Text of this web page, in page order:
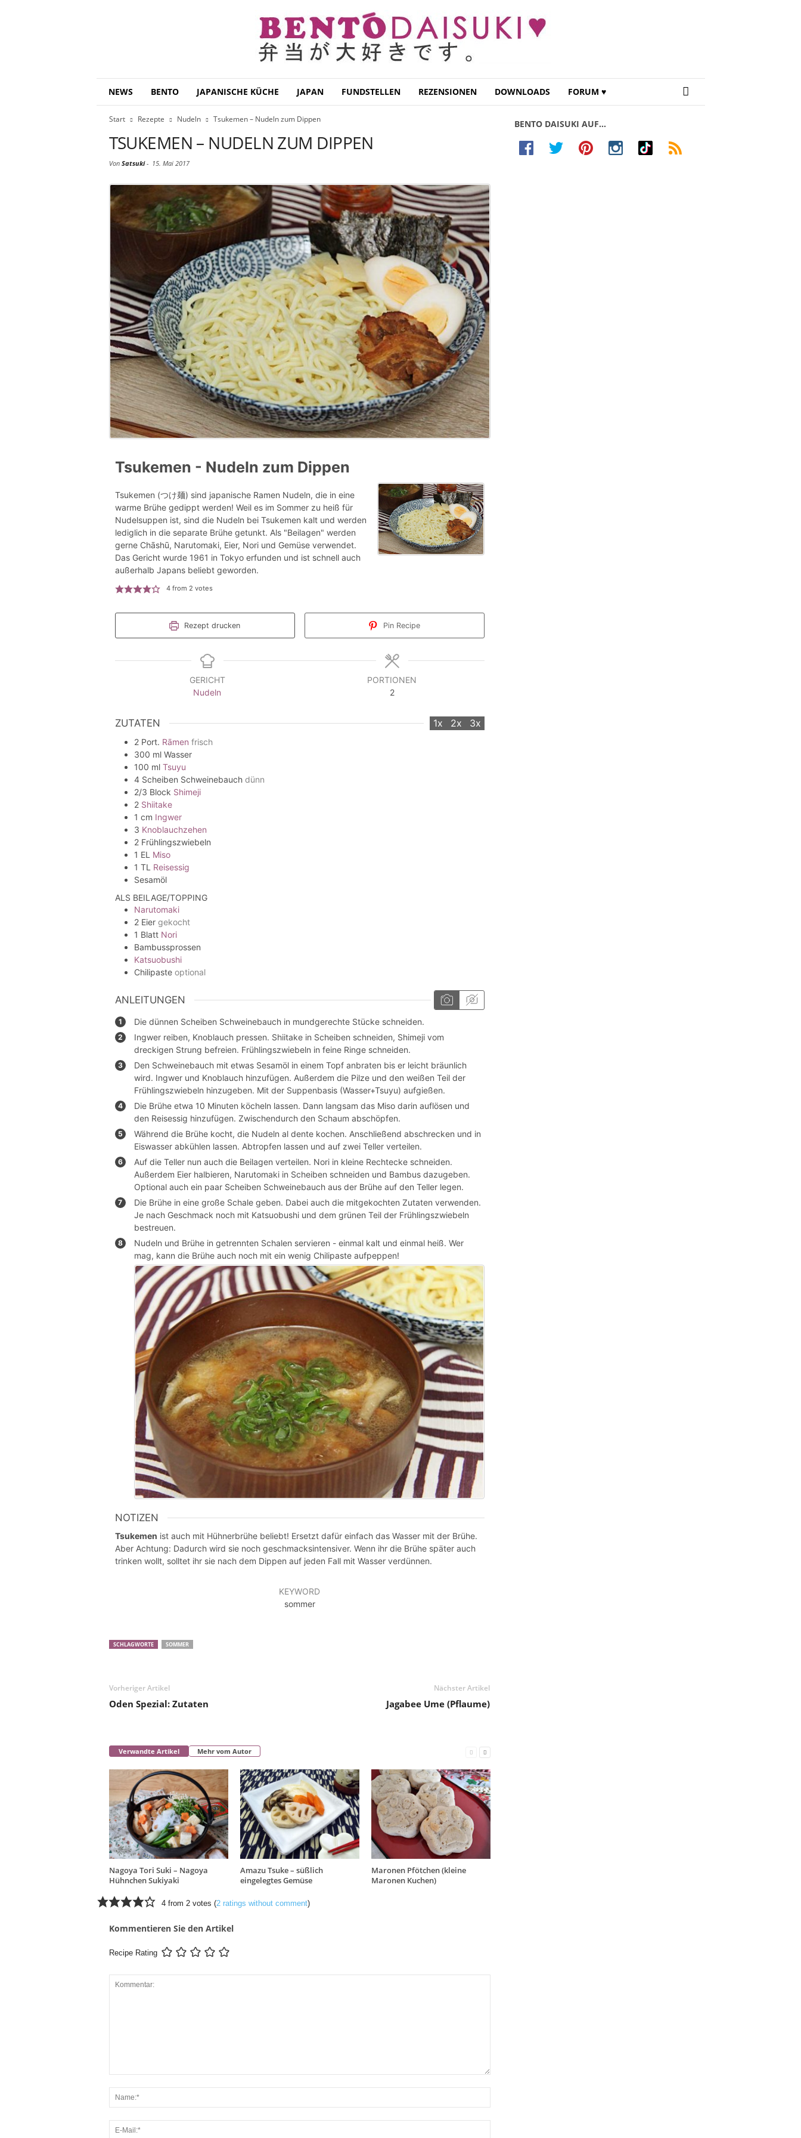
NEWS BENTO JAPANISCHE KÜCHE JAPAN FUNDSTELLEN REZENSIONEN DOWNLOADS FORUM ♥
Start Rezepte Nudeln Tsukemen – Nudeln zum Dippen
TSUKEMEN – NUDELN ZUM DIPPEN
Von Satsuki- 15. Mai 2017
Tsukemen - Nudeln zum Dippen
Tsukemen (つけ麺) sind japanische Ramen Nudeln, die in eine
warme Brühe gedippt werden! Weil es im Sommer zu heiß für
Nudelsuppen ist, sind die Nudeln bei Tsukemen kalt und werden
lediglich in die separate Brühe getunkt. Als "Beilagen" werden
gerne Chāshū, Narutomaki, Eier, Nori und Gemüse verwendet.
Das Gericht wurde 1961 in Tokyo erfunden und ist schnell auch
außerhalb Japans beliebt geworden.
4 from2 votes
Rezept drucken Pin Recipe
GERICHT
Nudeln
PORTIONEN
2
ZUTATEN 1x 2x 3x
2 Port. Rāmen frisch
300 ml Wasser
100 ml Tsuyu
4 Scheiben Schweinebauch dünn
2/3 Block Shimeji
2 Shiitake
1 cm Ingwer
3 Knoblauchzehen
2 Frühlingszwiebeln
1 EL Miso
1 TL Reisessig
Sesamöl
ALS BEILAGE/TOPPING
Narutomaki
2 Eier gekocht
1 Blatt Nori
Bambussprossen
Katsuobushi
Chilipaste optional
ANLEITUNGEN
Die dünnen Scheiben Schweinebauch in mundgerechte Stücke schneiden.
Ingwer reiben, Knoblauch pressen. Shiitake in Scheiben schneiden, Shimeji vom
dreckigen Strung befreien. Frühlingszwiebeln in feine Ringe schneiden.
Den Schweinebauch mit etwas Sesamöl in einem Topf anbraten bis er leicht bräunlich
wird. Ingwer und Knoblauch hinzufügen. Außerdem die Pilze und den weißen Teil der
Frühlingszwiebeln hinzugeben. Mit der Suppenbasis (Wasser+Tsuyu) aufgießen.
Die Brühe etwa 10 Minuten köcheln lassen. Dann langsam das Miso darin auflösen und
den Reisessig hinzufügen. Zwischendurch den Schaum abschöpfen.
Während die Brühe kocht, die Nudeln al dente kochen. Anschließend abschrecken und in
Eiswasser abkühlen lassen. Abtropfen lassen und auf zwei Teller verteilen.
Auf die Teller nun auch die Beilagen verteilen. Nori in kleine Rechtecke schneiden.
Außerdem Eier halbieren, Narutomaki in Scheiben schneiden und Bambus dazugeben.
Optional auch ein paar Scheiben Schweinebauch aus der Brühe auf den Teller legen.
Die Brühe in eine große Schale geben. Dabei auch die mitgekochten Zutaten verwenden.
Je nach Geschmack noch mit Katsuobushi und dem grünen Teil der Frühlingszwiebeln
bestreuen.
Nudeln und Brühe in getrennten Schalen servieren - einmal kalt und einmal heiß. Wer
mag, kann die Brühe auch noch mit ein wenig Chilipaste aufpeppen!
NOTIZEN
Tsukemen ist auch mit Hühnerbrühe beliebt! Ersetzt dafür einfach das Wasser mit der Brühe.
Aber Achtung: Dadurch wird sie noch geschmacksintensiver. Wenn ihr die Brühe später auch
trinken wollt, solltet ihr sie nach dem Dippen auf jeden Fall mit Wasser verdünnen.
KEYWORD
sommer
SCHLAGWORTE SOMMER
Vorheriger Artikel
Oden Spezial: Zutaten
Nächster Artikel
Jagabee Ume (Pflaume)
Verwandte Artikel Mehr vom Autor
Nagoya Tori Suki – Nagoya
Hühnchen Sukiyaki
Amazu Tsuke – süßlich
eingelegtes Gemüse
Maronen Pfötchen (kleine
Maronen Kuchen)
4 from 2 votes (2 ratings without comment)
Kommentieren Sie den Artikel
Recipe Rating
BENTO DAISUKI AUF…